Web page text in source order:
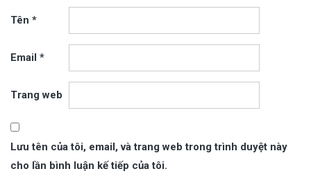
Tên *
Email *
Trang web
Lưu tên của tôi, email, và trang web trong trình duyệt này
cho lần bình luận kế tiếp của tôi.